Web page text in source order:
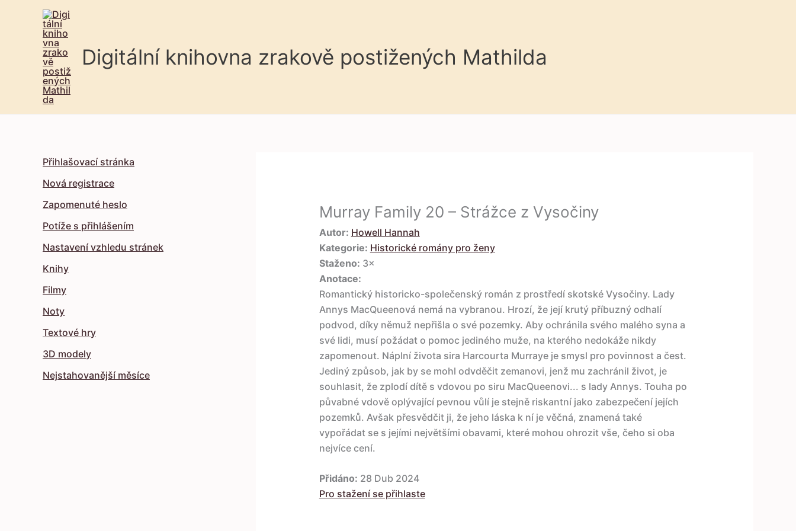
Digitální knihovna zrakově postižených Mathilda
Přihlašovací stránka
Nová registrace
Zapomenuté heslo
Potíže s přihlášením
Nastavení vzhledu stránek
Knihy
Filmy
Noty
Textové hry
3D modely
Nejstahovanější měsíce
Murray Family 20 – Strážce z Vysočiny
Autor: Howell Hannah
Kategorie: Historické romány pro ženy
Staženo: 3×
Anotace:
Romantický historicko-společenský román z prostředí skotské Vysočiny. Lady
Annys MacQueenová nemá na vybranou. Hrozí, že její krutý příbuzný odhalí
podvod, díky němuž nepřišla o své pozemky. Aby ochránila svého malého syna a
své lidi, musí požádat o pomoc jediného muže, na kterého nedokáže nikdy
zapomenout. Náplní života sira Harcourta Murraye je smysl pro povinnost a čest.
Jediný způsob, jak by se mohl odvděčit zemanovi, jenž mu zachránil život, je
souhlasit, že zplodí dítě s vdovou po siru MacQueenovi... s lady Annys. Touha po
půvabné vdově oplývající pevnou vůlí je stejně riskantní jako zabezpečení jejích
pozemků. Avšak přesvědčit ji, že jeho láska k ní je věčná, znamená také
vypořádat se s jejími největšími obavami, které mohou ohrozit vše, čeho si oba
nejvíce cení.
Přidáno: 28 Dub 2024
Pro stažení se přihlaste